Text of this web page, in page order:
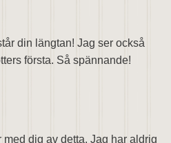
din längtan! Jag ser också
första. Så spännande!
med dig av detta. Jag har aldrig